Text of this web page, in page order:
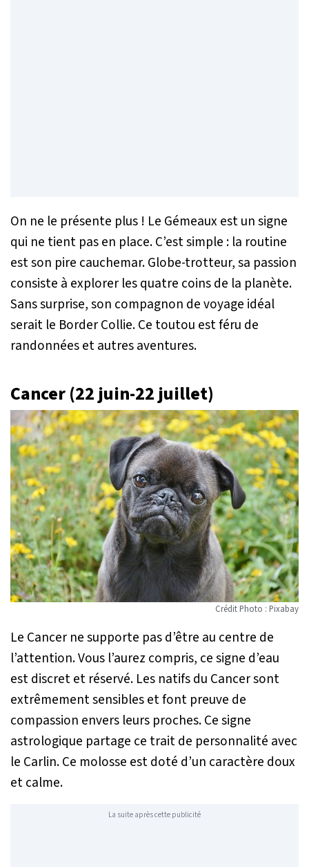
On ne le présente plus ! Le Gémeaux est un signe
qui ne tient pas en place. C’est simple : la routine
est son pire cauchemar. Globe-trotteur, sa passion
consiste à explorer les quatre coins de la planète.
Sans surprise, son compagnon de voyage idéal
serait le Border Collie. Ce toutou est féru de
randonnées et autres aventures.
Cancer (22 juin-22 juillet)
Crédit Photo : Pixabay
Le Cancer ne supporte pas d’être au centre de
l’attention. Vous l’aurez compris, ce signe d’eau
est discret et réservé. Les natifs du Cancer sont
extrêmement sensibles et font preuve de
compassion envers leurs proches. Ce signe
astrologique partage ce trait de personnalité avec
le Carlin. Ce molosse est doté d’un caractère doux
et calme.
La suite après cette publicité